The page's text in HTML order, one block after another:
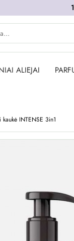
ALIEJAI
INTENSE 3in1